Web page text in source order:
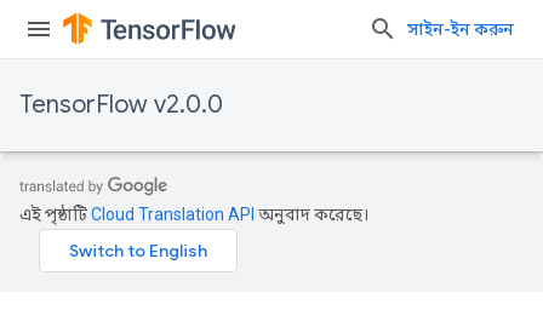
সাইন-ইন করুন
TensorFlow v2.0.0
এই পৃষ্ঠাটিCloud Translation API অনুবাদ করেছে।